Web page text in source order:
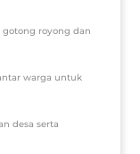
royong dan
warga untuk
desa serta